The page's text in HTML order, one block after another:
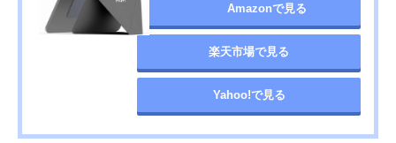
Amazonで見る
楽天市場で見る
Yahoo!で見る